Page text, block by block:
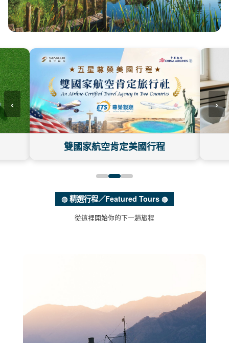
‹
雙國家航空肯定美國行程
›
◍ 精選行程／Featured Tours ◍
從這裡開始你的下一趟旅程